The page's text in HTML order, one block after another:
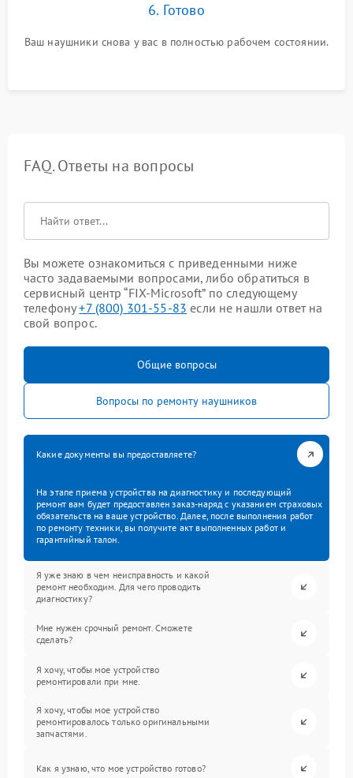
6. Готово
Ваш наушники снова у вас в полностью рабочем состоянии.
FAQ. Ответы на вопросы
Вы можете ознакомиться с приведенными ниже
часто задаваемыми вопросами, либо обратиться в
сервисный центр “FIX-Microsoft” по следующему
телефону+7 (800) 301-55-83 если не нашли ответ на
свой вопрос.
Общие вопросы
Вопросы по ремонту наушников
Какие документы вы предоставляете?
На этапе приема устройства на диагностику и последующий
ремонт вам будет предоставлен заказ-наряд с указанием страховых
обязательств на ваше устройство. Далее, после выполнения работ
по ремонту техники, вы получите акт выполненных работ и
гарантийный талон.
Я уже знаю в чем неисправность и какой
ремонт необходим. Для чего проводить
диагностику?
Мне нужен срочный ремонт. Сможете
сделать?
Я хочу, чтобы мое устройство
ремонтировали при мне.
Я хочу, чтобы мое устройство
ремонтировалось только оригинальными
запчастями.
Как я узнаю, что мое устройство готово?